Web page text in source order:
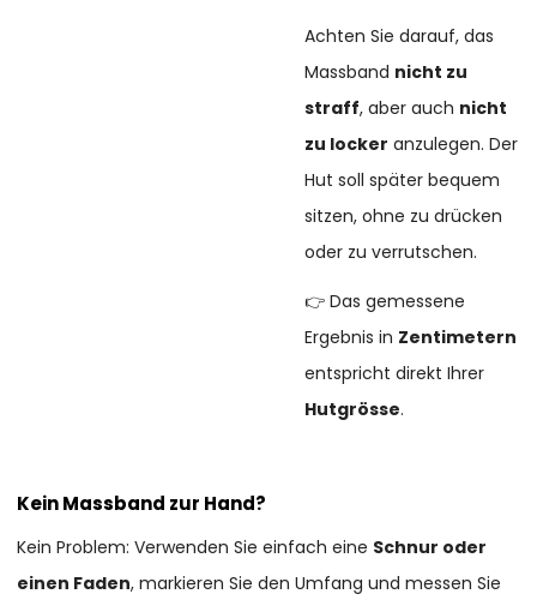
Achten Sie darauf, das
Massband nicht zu
straff, aber auch nicht
zu locker anzulegen. Der
Hut soll später bequem
sitzen, ohne zu drücken
oder zu verrutschen.
👉 Das gemessene
Ergebnis in Zentimetern
entspricht direkt Ihrer
Hutgrösse.
Kein Massband zur Hand?
Kein Problem: Verwenden Sie einfach eine Schnur oder
einen Faden, markieren Sie den Umfang und messen Sie